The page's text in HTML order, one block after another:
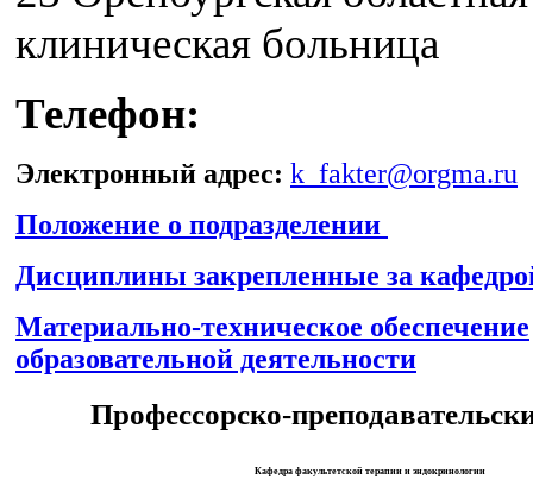
клиническая больница
Телефон:
Электронный адрес: k_fakter@orgma.ru
Положение о подразделении
Дисциплины закрепленные за
Материально-техническое обеспечение
образовательной деятельности
Профессорско-
Кафедра факультетской терапии и эндокринологии